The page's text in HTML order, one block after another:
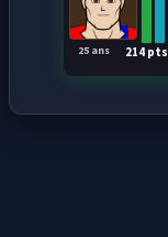
214 pts
25 ans